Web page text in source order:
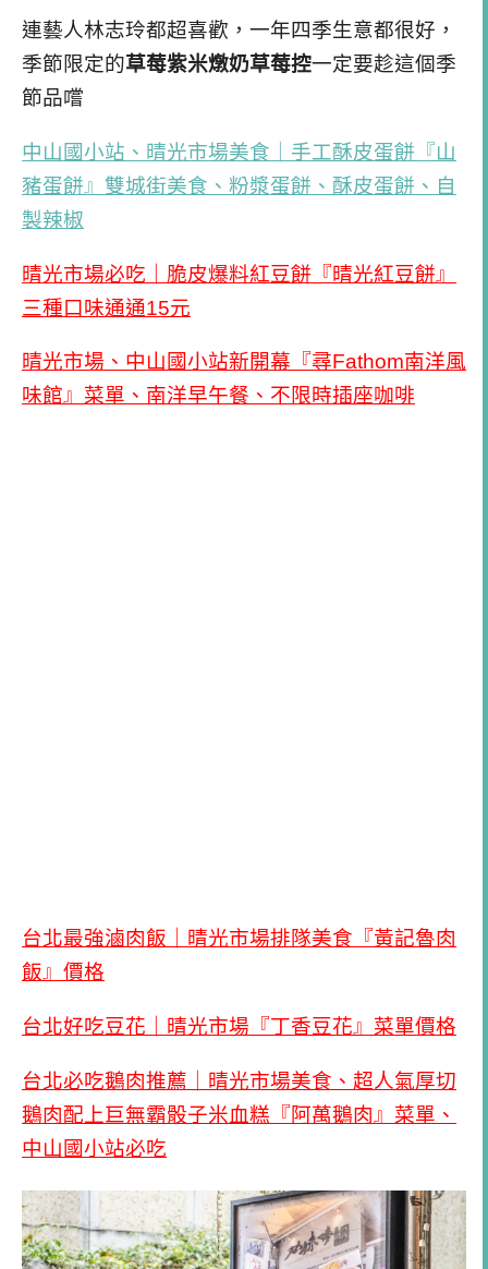
連藝人林志玲都超喜歡，一年四季生意都很好，
季節限定的草莓紫米燉奶草莓控一定要趁這個季
節品嚐
中山國小站、晴光市場美食｜手工酥皮蛋餅『山
豬蛋餅』雙城街美食、粉漿蛋餅、酥皮蛋餅、自
製辣椒
晴光市場必吃｜脆皮爆料紅豆餅『晴光紅豆餅』
三種口味通通15元
晴光市場、中山國小站新開幕『尋Fathom南洋風
味館』菜單、南洋早午餐、不限時插座咖啡
台北最強滷肉飯｜晴光市場排隊美食『黃記魯肉
飯』價格
台北好吃豆花｜晴光市場『丁香豆花』菜單價格
台北必吃鵝肉推薦｜晴光市場美食、超人氣厚切
鵝肉配上巨無霸骰子米血糕『阿萬鵝肉』菜單、
中山國小站必吃